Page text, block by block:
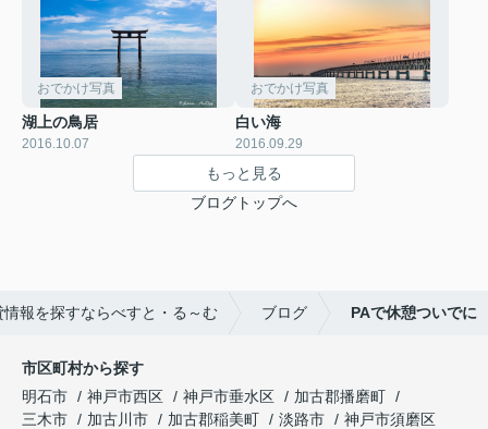
おでかけ写真
湖上の鳥居
2016.10.07
おでかけ写真
白い海
2016.09.29
もっと見る
ブログトップへ
情報を探すならべすと・る～む ブログ PAで休憩ついでに
市区町村から探す
明石市
神戸市西区 神戸市垂水区
加古郡播磨町
三木市
加古川市 加古郡稲美町 淡路市
神戸市須磨区